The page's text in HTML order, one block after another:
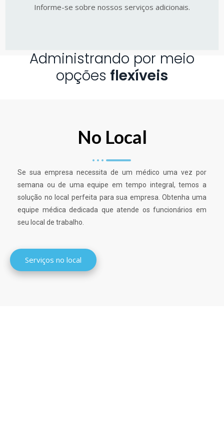
Informe-se sobre nossos serviços adicionais.
Administrando por meio
opções flexíveis
No Local
Se sua empresa necessita de um médico uma vez por
semana ou de uma equipe em tempo integral, temos a
solução no local perfeita para sua empresa. Obtenha uma
equipe médica dedicada que atende os funcionários em
seu local de trabalho.
Serviços no local